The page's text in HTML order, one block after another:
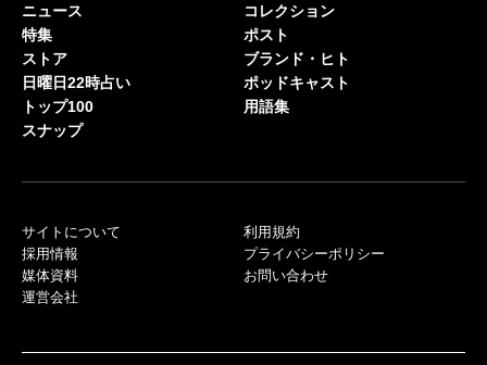
ニュース
特集
ストア
日曜日22時占い
トップ100
スナップ
コレクション
ポスト
ブランド・ヒト
ポッドキャスト
用語集
サイトについて
採用情報
媒体資料
運営会社
利用規約
プライバシーポリシー
お問い合わせ